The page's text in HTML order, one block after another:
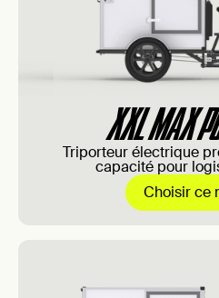
XXL MAX
Triporteur électrique
capacité pour
Choisir ce